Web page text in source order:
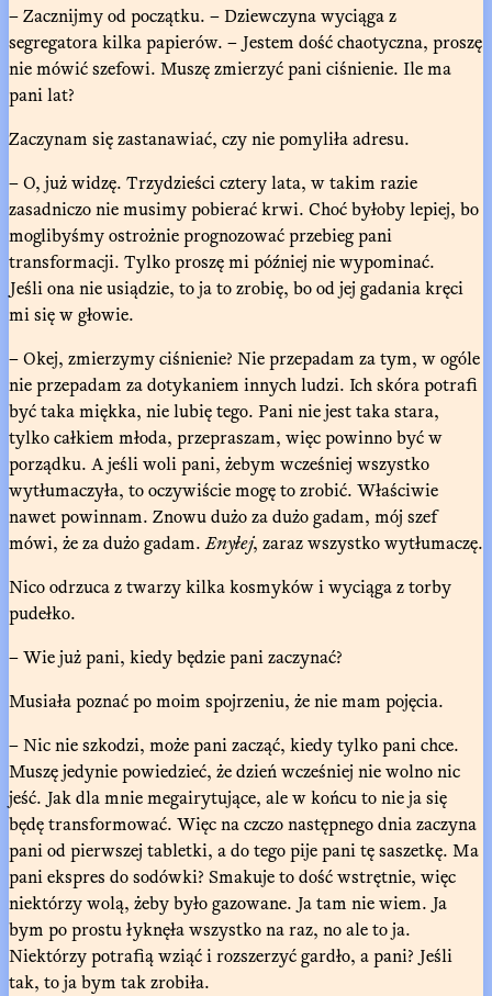
– Zacznijmy od początku. – Dziewczyna wyciąga z
segregatora kilka papierów. – Jestem dość chaotyczna, proszę
nie mówić szefowi. Muszę zmierzyć pani ciśnienie. Ile ma
pani lat?
Zaczynam się zastanawiać, czy nie pomyliła adresu.
– O, już widzę. Trzydzieści cztery lata, w takim razie
zasadniczo nie musimy pobierać krwi. Choć byłoby lepiej, bo
moglibyśmy ostrożnie prognozować przebieg pani
transformacji. Tylko proszę mi później nie wypominać.
Jeśli ona nie usiądzie, to ja to zrobię, bo od jej gadania kręci
mi się w głowie.
– Okej, zmierzymy ciśnienie? Nie przepadam za tym, w ogóle
nie przepadam za dotykaniem innych ludzi. Ich skóra potrafi
być taka miękka, nie lubię tego. Pani nie jest taka stara,
tylko całkiem młoda, przepraszam, więc powinno być w
porządku. A jeśli woli pani, żebym wcześniej wszystko
wytłumaczyła, to oczywiście mogę to zrobić. Właściwie
nawet powinnam. Znowu dużo za dużo gadam, mój szef
mówi, że za dużo gadam.Enyłej, zaraz wszystko wytłumaczę.
Nico odrzuca z twarzy kilka kosmyków i wyciąga z torby
pudełko.
– Wie już pani, kiedy będzie pani zaczynać?
Musiała poznać po moim spojrzeniu, że nie mam pojęcia.
– Nic nie szkodzi, może pani zacząć, kiedy tylko pani chce.
Muszę jedynie powiedzieć, że dzień wcześniej nie wolno nic
jeść. Jak dla mnie megairytujące, ale w końcu to nie ja się
będę transformować. Więc na czczo następnego dnia zaczyna
pani od pierwszej tabletki, a do tego pije pani tę saszetkę. Ma
pani ekspres do sodówki? Smakuje to dość wstrętnie, więc
niektórzy wolą, żeby było gazowane. Ja tam nie wiem. Ja
bym po prostu łyknęła wszystko na raz, no ale to ja.
Niektórzy potrafią wziąć i rozszerzyć gardło, a pani? Jeśli
tak, to ja bym tak zrobiła.